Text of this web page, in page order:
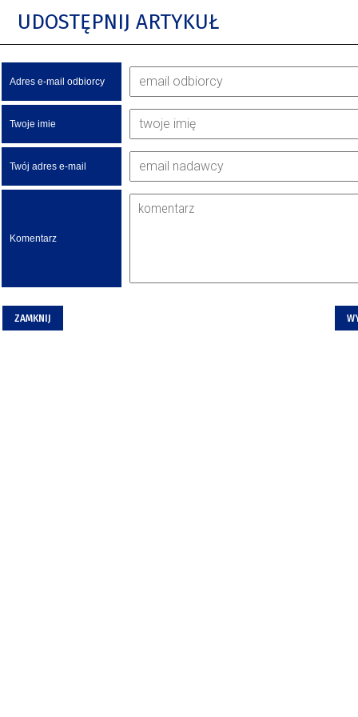
UDOSTĘPNIJ ARTYKUŁ
Adres e-mail odbiorcy
Twoje imie
Twój adres e-mail
Komentarz